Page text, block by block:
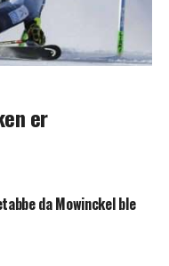
er
da Mowinckel ble